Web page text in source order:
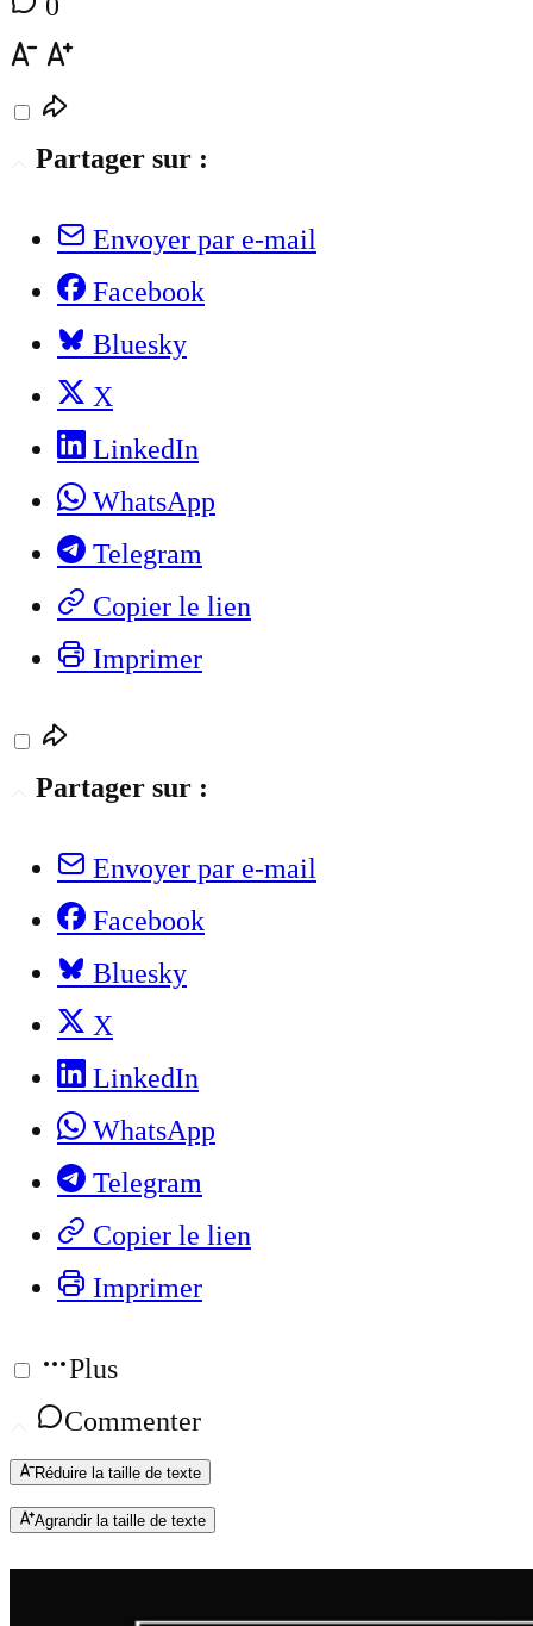
Partager sur :
Envoyer par e-mail
Facebook
Bluesky
X
LinkedIn
WhatsApp
Telegram
Copier le lien
Imprimer
Partager sur :
Envoyer par e-mail
Facebook
Bluesky
X
LinkedIn
WhatsApp
Telegram
Copier le lien
Imprimer
Plus
Commenter
Réduire la taille de texte
Agrandir la taille de texte